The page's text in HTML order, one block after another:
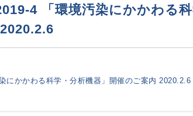
4 「環境汚染にかかわる
にかかわる科学・分析機器」開催のご案内 2020.2.6